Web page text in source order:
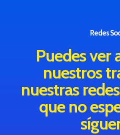
Redes
Puedes ver
nuestros
nuestras
que no